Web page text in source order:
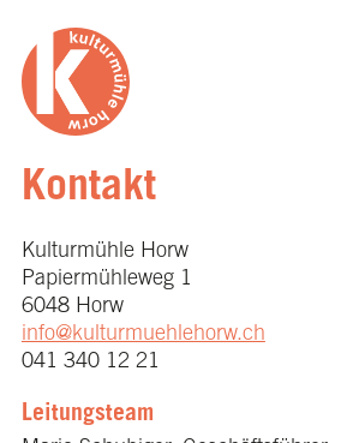
Kontakt
Kulturmühle Horw
Papiermühleweg 1
6048 Horw
info@kulturmuehlehorw.ch
041 340 12 21
Leitungsteam